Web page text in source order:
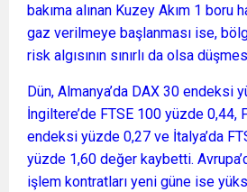
bakıma alınan Kuzey Akım 1 boru
gaz verilmeye başlanması ise,
risk algısının sınırlı da olsa
Dün, Almanya’da DAX 30 endeksi
İngiltere’de FTSE 100 yüzde 0,44,
endeksi yüzde 0,27 ve İtalya’da
yüzde 1,60 değer kaybetti.
işlem kontratları yeni güne ise